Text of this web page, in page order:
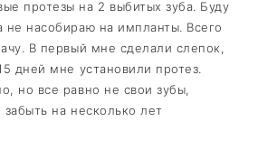
протезы на 2 выбитых зуба. Буду
не насобираю на импланты. Всего
В первый мне сделали слепок,
дней мне установили протез.
но все равно не свои зубы,
забыть на несколько лет